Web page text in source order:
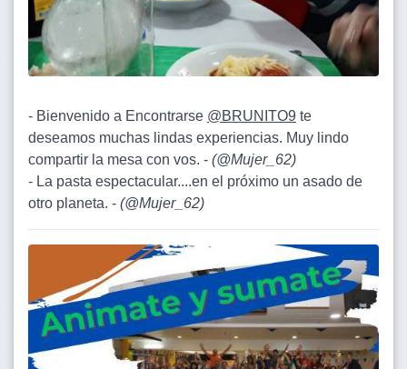
- Bienvenido a Encontrarse @BRUNITO9 te
deseamos muchas lindas experiencias. Muy lindo
compartir la mesa con vos. - (@Mujer_62)
- La pasta espectacular....en el próximo un asado de
otro planeta. - (@Mujer_62)